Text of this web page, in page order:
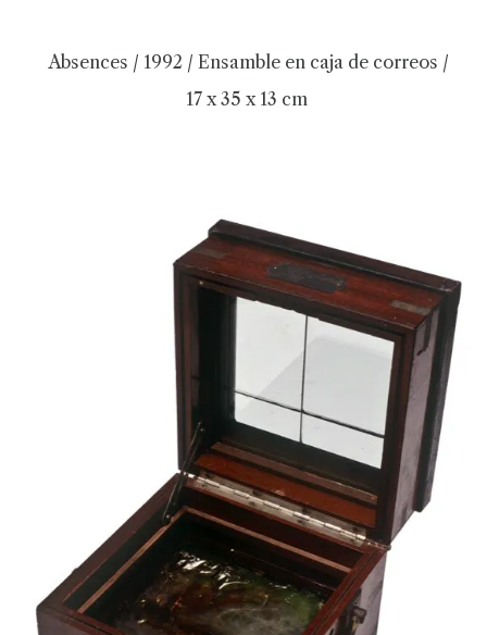
Absences / 1992 / Ensamble en caja de correos /
17 x 35 x 13 cm